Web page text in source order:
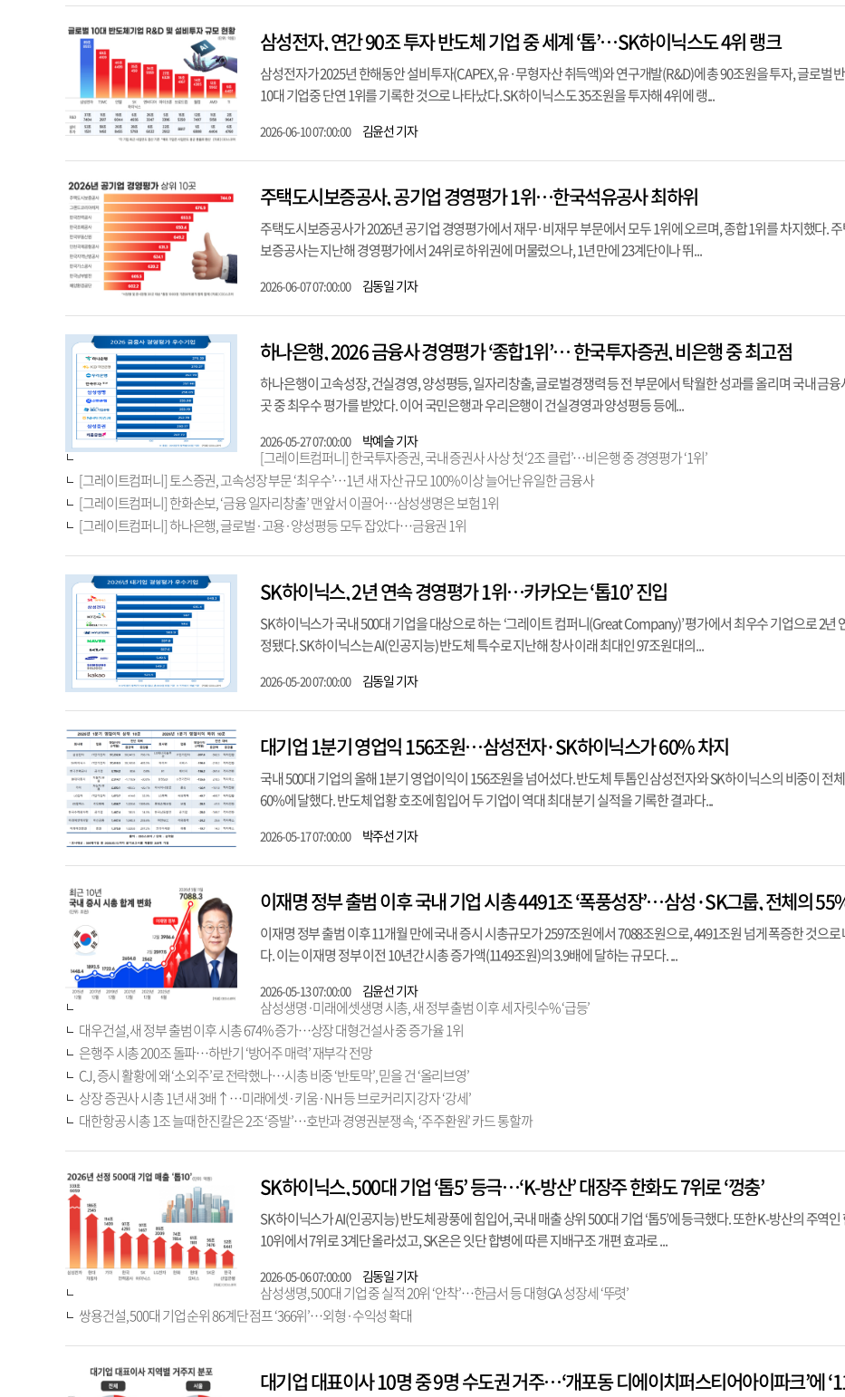
삼성전자, 연간 90조 투자 반도체 기업 중 세계 ‘톱’…SK하이닉스도 4위 랭크
삼성전자가 2025년 한해동안 설비투자(CAPEX, 유·무형자산 취득액)와 연구개발(R&D)에 총 90조원을 투자, 글로벌
10대 기업중 단연 1위를 기록한 것으로 나타났다. SK하이닉스도 35조원을 투자해 4위에 랭...
2026-06-10 07:00:00 김윤선 기자
주택도시보증공사, 공기업 경영평가 1위…한국석유공사 최하위
주택도시보증공사가 2026년 공기업 경영평가에서 재무·비재무 부문에서 모두 1위에 오르며, 종합 1위를 차지했다.
보증공사는 지난해 경영평가에서 24위로 하위권에 머물렀으나, 1년 만에 23계단이나 뛰...
2026-06-07 07:00:00 김동일 기자
하나은행, 2026 금융사 경영평가 ‘종합1위’… 한국투자증권, 비은행 중 최고점
하나은행이 고속성장, 건실경영, 양성평등, 일자리창출, 글로벌경쟁력 등 전 부문에서 탁월한 성과를 올리며 국내 금융
곳 중 최우수 평가를 받았다. 이어 국민은행과 우리은행이 건실경영과 양성평등 등에...
2026-05-27 07:00:00 박예슬 기자
[그레이트컴퍼니] 한국투자증권, 국내 증권사 사상 첫 ‘2조 클럽’…비은행 중 경영평가 ‘1위’
[그레이트컴퍼니] 토스증권, 고속성장 부문 ‘최우수’…1년 새 자산 규모 100% 이상 늘어난 유일한 금융사
[그레이트컴퍼니] 한화손보, ‘금융 일자리창출’ 맨 앞서 이끌어…삼성생명은 보험 1위
[그레이트컴퍼니] 하나은행, 글로벌·고용·양성평등 모두 잡았다…금융권 1위
SK하이닉스, 2년 연속 경영평가 1위…카카오는 ‘톱10’ 진입
SK하이닉스가 국내 500대 기업을 대상으로 하는 ‘그레이트 컴퍼니(Great Company)’ 평가에서 최우수 기업으로 2년
정됐다. SK하이닉스는 AI(인공지능) 반도체 특수로 지난해 창사 이래 최대인 97조원대의...
2026-05-20 07:00:00 김동일 기자
대기업 1분기 영업익 156조원…삼성전자·SK하이닉스가 60% 차지
국내 500대 기업의 올해 1분기 영업이익이 156조원을 넘어섰다. 반도체 투톱인 삼성전자와 SK하이닉스의 비중이 전
60%에 달했다. 반도체 업황 호조에 힘입어 두 기업이 역대 최대 분기 실적을 기록한 결과다...
2026-05-17 07:00:00 박주선 기자
이재명 정부 출범 이후 11개월 만에 국내 증시 시총규모가 2597조원에서 7088조원으로, 4491조원 넘게 폭증한 것으로
다. 이는 이재명 정부 이전 10년간 시총 증가액(1149조원)의 3.9배에 달하는 규모다. ...
2026-05-13 07:00:00 김윤선 기자
삼성생명·미래에셋생명 시총, 새 정부 출범 이후 세 자릿수% ‘급등’
대우건설, 새 정부 출범 이후 시총 674% 증가…상장 대형건설사 중 증가율 1위
은행주 시총 200조 돌파…하반기 ‘방어주 매력’ 재부각 전망
CJ, 증시 활황에 왜 ‘소외주’로 전락했나…시총 비중 ‘반토막’, 믿을 건 ‘올리브영’
상장 증권사 시총 1년 새 3배↑…미래에셋·키움·NH 등 브로커리지 강자 ‘강세’
대한항공 시총 1조 늘때 한진칼은 2조 ‘증발’…호반과 경영권분쟁 속, ‘주주환원’ 카드 통할까
SK하이닉스, 500대 기업 ‘톱5’ 등극…‘K-방산’ 대장주 한화도 7위로 ‘껑충’
SK하이닉스가 AI(인공지능) 반도체 광풍에 힘입어, 국내 매출 상위 500대 기업 ‘톱5’에 등극했다. 또한 K-방산의 주역
10위에서 7위로 3계단 올라섰고, SK온은 잇단 합병에 따른 지배구조 개편 효과로 ...
2026-05-06 07:00:00 김동일 기자
삼성생명, 500대 기업 중 실적 20위 ‘안착’…한금서 등 대형GA 성장세 ‘뚜렷’
쌍용건설, 500대 기업 순위 86계단 점프 ‘366위’…외형·수익성 확대